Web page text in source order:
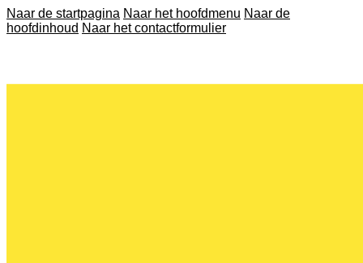
Naar de startpagina Naar het hoofdmenu Naar de
hoofdinhoud Naar het contactformulier